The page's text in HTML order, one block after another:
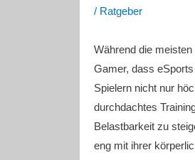
/ Ratgeber
Während die
Gamer, dass
Spielern nicht nur
durchdachtes
Belastbarkeit zu
eng mit ihrer